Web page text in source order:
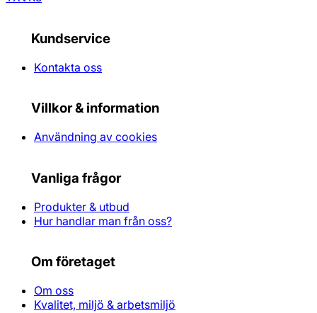
Kundservice
Kontakta oss
Villkor & information
Användning av cookies
Vanliga frågor
Produkter & utbud
Hur handlar man från oss?
Om företaget
Om oss
Kvalitet, miljö & arbetsmiljö